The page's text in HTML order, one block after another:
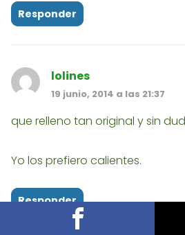
Responder
lolines
19 junio, 2014 a las 21:37
que relleno tan original y sin
Yo los prefiero calientes.
Responder